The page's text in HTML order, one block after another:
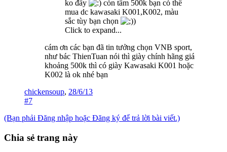
ko đấy
còn tầm 500k bạn có thể
mua dc kawasaki K001,K002, màu
sắc tùy bạn chọn
)
Click to expand...
cám ơn các bạn đã tin tưởng chọn VNB sport,
như bác ThienTuan nói thì giày chính hãng giá
khoảng 500k thì có giày Kawasaki K001 hoặc
K002 là ok nhé bạn
chickensoup, 28/6/13
#7
(Bạn phải Đăng nhập hoặc Đăng ký để trả lời bài viết.)
Chia sẻ trang này